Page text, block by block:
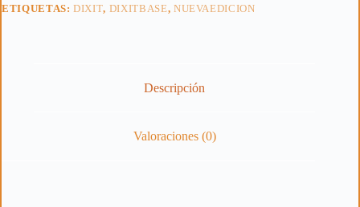
ETIQUETAS:DIXIT, DIXITBASE, NUEVAEDICION
Descripción
Valoraciones (0)